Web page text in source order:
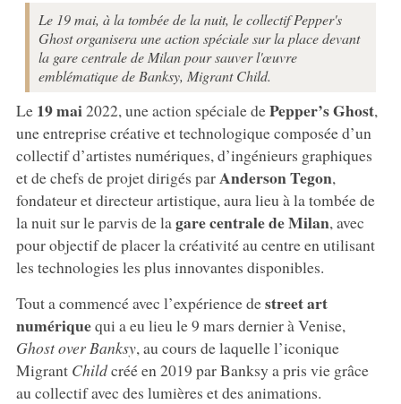
Le 19 mai, à la tombée de la nuit, le collectif Pepper's
Ghost organisera une action spéciale sur la place devant
la gare centrale de Milan pour sauver l'œuvre
emblématique de Banksy, Migrant Child.
Le 19 mai2022, une action spéciale dePepper’s Ghost,
une entreprise créative et technologique composée d’un
collectif d’artistes numériques, d’ingénieurs graphiques
et de chefs de projet dirigés parAnderson Tegon,
fondateur et directeur artistique, aura lieu à la tombée de
la nuit sur le parvis de la gare centrale de Milan, avec
pour objectif de placer la créativité au centre en utilisant
les technologies les plus innovantes disponibles.
Tout a commencé avec l’expérience destreet art
numériquequi a eu lieu le 9 mars dernier à Venise,
Ghost over Banksy, au cours de laquelle l’iconique
Migrant Childcréé en 2019 par Banksy a pris vie grâce
au collectif avec des lumières et des animations.